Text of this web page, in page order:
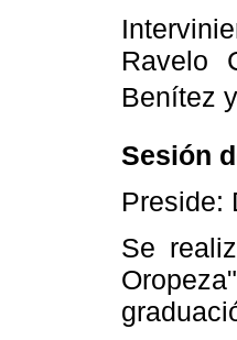
Ravelo
Benítez
Sesión
Preside:
Se